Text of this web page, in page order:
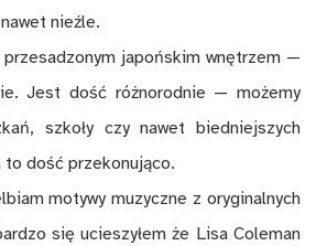
nieźle.
japońskim wnętrzem —
Jest dość różnorodnie — możemy
szkoły czy nawet biedniejszych
dość przekonująco.
motywy muzyczne z oryginalnych
się ucieszyłem że Lisa Coleman